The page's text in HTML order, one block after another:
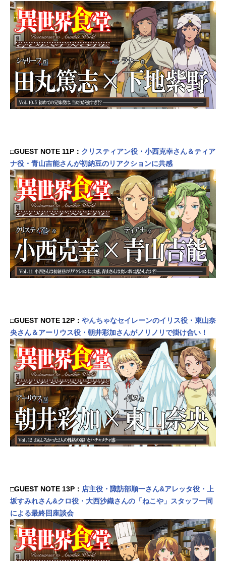
□GUEST NOTE 11P： クリスティアン役・小西克幸さん＆ティア
ナ役・青山吉能さんが初納豆のリアクションに共感
□GUEST NOTE 12P： やんちゃなセイレーンのイリス役・東山奈
央さん＆アーリウス役・朝井彩加さんがノリノリで掛け合い！
□GUEST NOTE 13P： 店主役・諏訪部順一さん&アレッタ役・上
坂すみれさん&クロ役・大西沙織さんの「ねこや」スタッフ一同
による最終回座談会